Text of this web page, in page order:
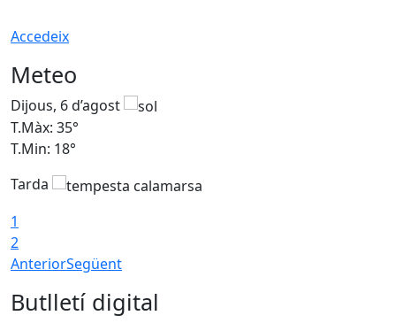
Accedeix
Meteo
Dijous, 6 d’agost
T.Màx: 35°
T.Min: 18°
Tarda
1
2
AnteriorSegüent
Butlletí digital